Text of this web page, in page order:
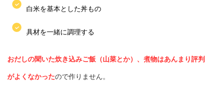
白米を基本とした丼もの
具材を一緒に調理する
おだしの聞いた炊き込みご飯（山菜とか）、煮物はあんまり評判
がよくなかったので作りません。